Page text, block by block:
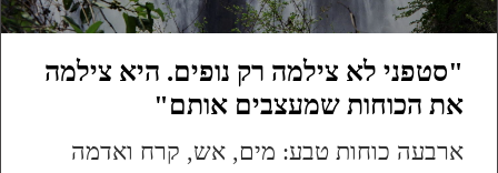
"סטפני לא צילמה רק נופים. היא צילמה
את הכוחות שמעצבים אותם"
ארבעה כוחות טבע: מים, אש, קרח ואדמה